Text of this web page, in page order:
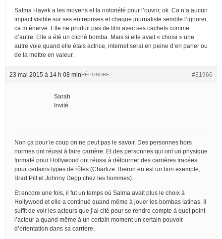
Salma Hayek a les moyens et la notoriété pour l’ouvrir, ok. Ca n’a aucun
impact visible sur ses entreprises et chaque journaliste semble l’ignorer,
ca m’énerve. Elle ne produit pas de film avec ses cachets comme
d’autre. Elle a été un cliché bomba. Mais si elle avait « choisi » une
autre voie quand elle étais actrice, internet serai en peine d’en parler ou
de la mettre en valeur.
23 mai 2015 à 14 h 08 min #31966
RÉPONDRE
Sarah
Invité
Non ça pour le coup on ne peut pas le savoir. Des personnes hors
normes ont réussi à faire carrière. Et des personnes qui ont un physique
formaté pour Hollywood ont réussi à détourner des carrières tracées
pour certains types de rôles (Charlize Theron en est un bon exemple,
Brad Pitt et Johnny Depp chez les hommes).
Et encore une fois, il fut un temps où Salma avait plus le choix à
Hollywood et elle a continué quand même à jouer les bombas latinas. Il
suffit de voir les acteurs que j’ai cité pour se rendre compte à quel point
l’acteur a quand même à un certain moment un certain pouvoir
d’orientation dans sa carrière.